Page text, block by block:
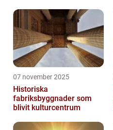
07 november 2025
Historiska
fabriksbyggnader som
blivit kulturcentrum